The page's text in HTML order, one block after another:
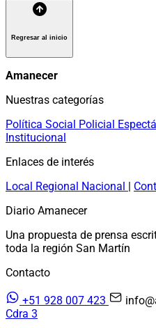
Regresar al inicio
Amanecer
Nuestras categorías
Política Social Policial
Institucional
Enlaces de interés
Local Regional Nacional |
Diario Amanecer
Una propuesta de prensa
toda la región San Martín
Contacto
+51 928 007 423
Cdra 3